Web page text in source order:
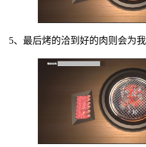
5、最后烤的洽到好的肉则会为